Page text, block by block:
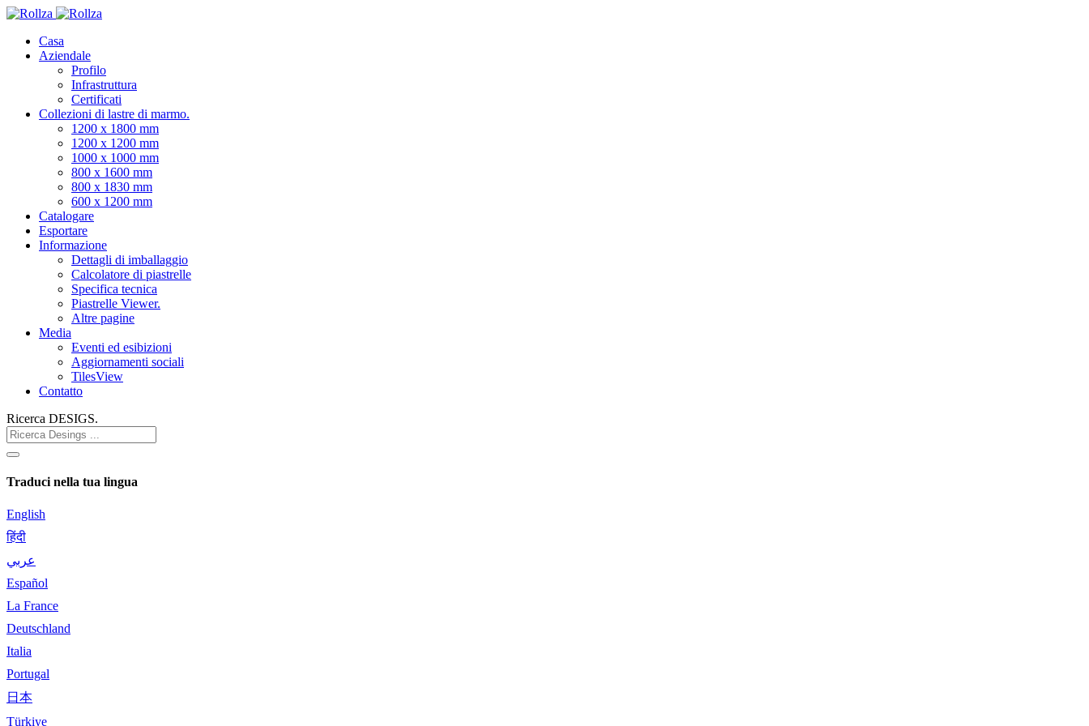
Casa
Aziendale
Profilo
Infrastruttura
Certificati
Collezioni di lastre di marmo.
1200 x 1800 mm
1200 x 1200 mm
1000 x 1000 mm
800 x 1600 mm
800 x 1830 mm
600 x 1200 mm
Catalogare
Esportare
Informazione
Dettagli di imballaggio
Calcolatore di piastrelle
Specifica tecnica
Piastrelle Viewer.
Altre pagine
Media
Eventi ed esibizioni
Aggiornamenti sociali
TilesView
Contatto
Ricerca DESIGS.
Traduci nella tua lingua
English
हिंदी
عربي
Español
La France
Deutschland
Italia
Portugal
日本
Türkiye